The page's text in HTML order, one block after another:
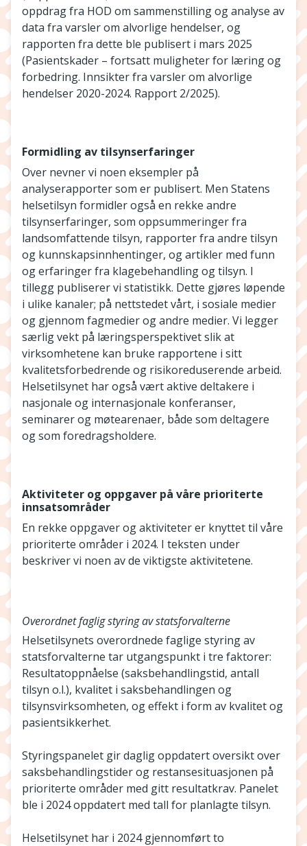
oppdrag fra HOD om sammenstilling og analyse av
data fra varsler om alvorlige hendelser, og
rapporten fra dette ble publisert i mars 2025
(Pasientskader – fortsatt muligheter for læring og
forbedring. Innsikter fra varsler om alvorlige
hendelser 2020-2024. Rapport 2/2025).
Formidling av tilsynserfaringer
Over nevner vi noen eksempler på
analyserapporter som er publisert. Men Statens
helsetilsyn formidler også en rekke andre
tilsynserfaringer, som oppsummeringer fra
landsomfattende tilsyn, rapporter fra andre tilsyn
og kunnskapsinnhentinger, og artikler med funn
og erfaringer fra klagebehandling og tilsyn. I
tillegg publiserer vi statistikk. Dette gjøres løpende
i ulike kanaler; på nettstedet vårt, i sosiale medier
og gjennom fagmedier og andre medier. Vi legger
særlig vekt på læringsperspektivet slik at
virksomhetene kan bruke rapportene i sitt
kvalitetsforbedrende og risikoreduserende arbeid.
Helsetilsynet har også vært aktive deltakere i
nasjonale og internasjonale konferanser,
seminarer og møtearenaer, både som deltagere
og som foredragsholdere.
Aktiviteter og oppgaver på våre prioriterte
innsatsområder
En rekke oppgaver og aktiviteter er knyttet til våre
prioriterte områder i 2024. I teksten under
beskriver vi noen av de viktigste aktivitetene.
Overordnet faglig styring av statsforvalterne
Helsetilsynets overordnede faglige styring av
statsforvalterne tar utgangspunkt i tre faktorer:
Resultatoppnåelse (saksbehandlingstid, antall
tilsyn o.l.), kvalitet i saksbehandlingen og
tilsynsvirksomheten, og effekt i form av kvalitet og
pasientsikkerhet.
Styringspanelet gir daglig oppdatert oversikt over
saksbehandlingstider og restansesituasjonen på
prioriterte områder med gitt resultatkrav. Panelet
ble i 2024 oppdatert med tall for planlagte tilsyn.
Helsetilsynet har i 2024 gjennomført to